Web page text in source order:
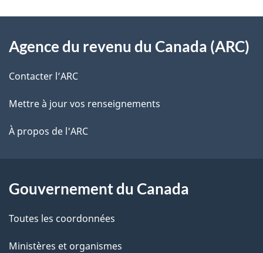
l
s
l
a
a
g
e
o
t
r
e
é
t
a
t
i
propos
de
ce
site
Agence du revenu du Canada (ARC)
Contacter l’ARC
Mettre à jour vos renseignements
À propos de l'ARC
Gouvernement du Canada
Toutes les coordonnées
Ministères et organismes